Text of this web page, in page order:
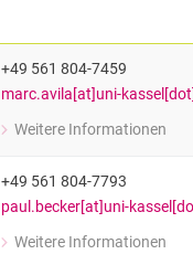
+49 561 804-7459
marc.avila[at]uni-
Weitere Informationen
zu Marc Avila
+49 561 804-7793
paul.becker[at]uni-
Weitere Informationen
zu Paul Becker (B.Sc.)